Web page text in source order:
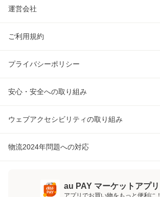
運営会社
ご利用規約
プライバシーポリシー
安心・安全への取り組み
ウェブアクセシビリティの取り組み
物流2024年問題への対応
au PAY マーケットアプリ
アプリでお買い物をもっと便利に！